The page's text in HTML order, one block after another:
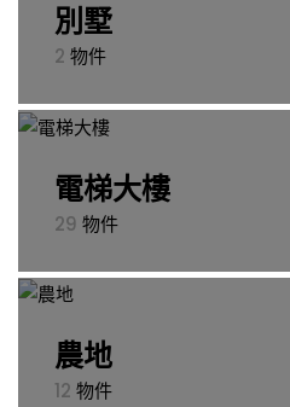
別墅
2 物件
電梯大樓
29 物件
農地
12 物件